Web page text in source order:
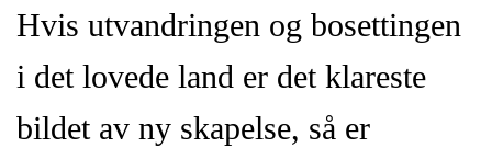
Hvis utvandringen og bosettingen
i det lovede land er det klareste
bildet av ny skapelse, så er